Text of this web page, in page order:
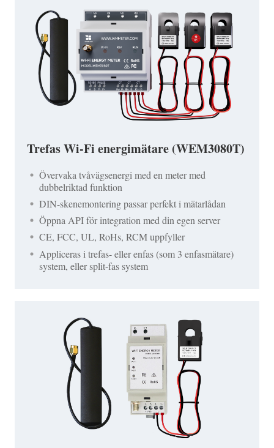
Trefas Wi-Fi energimätare (WEM3080T)
Övervaka tvåvägsenergi med en meter med
dubbelriktad funktion
DIN-skenemontering passar perfekt i mätarlådan
Öppna API för integration med din egen server
CE, FCC, UL, RoHs, RCM uppfyller
Appliceras i trefas- eller enfas (som 3 enfasmätare)
system, eller split-fas system